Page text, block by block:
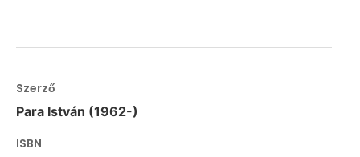
Szerző
Para István (1962-)
ISBN